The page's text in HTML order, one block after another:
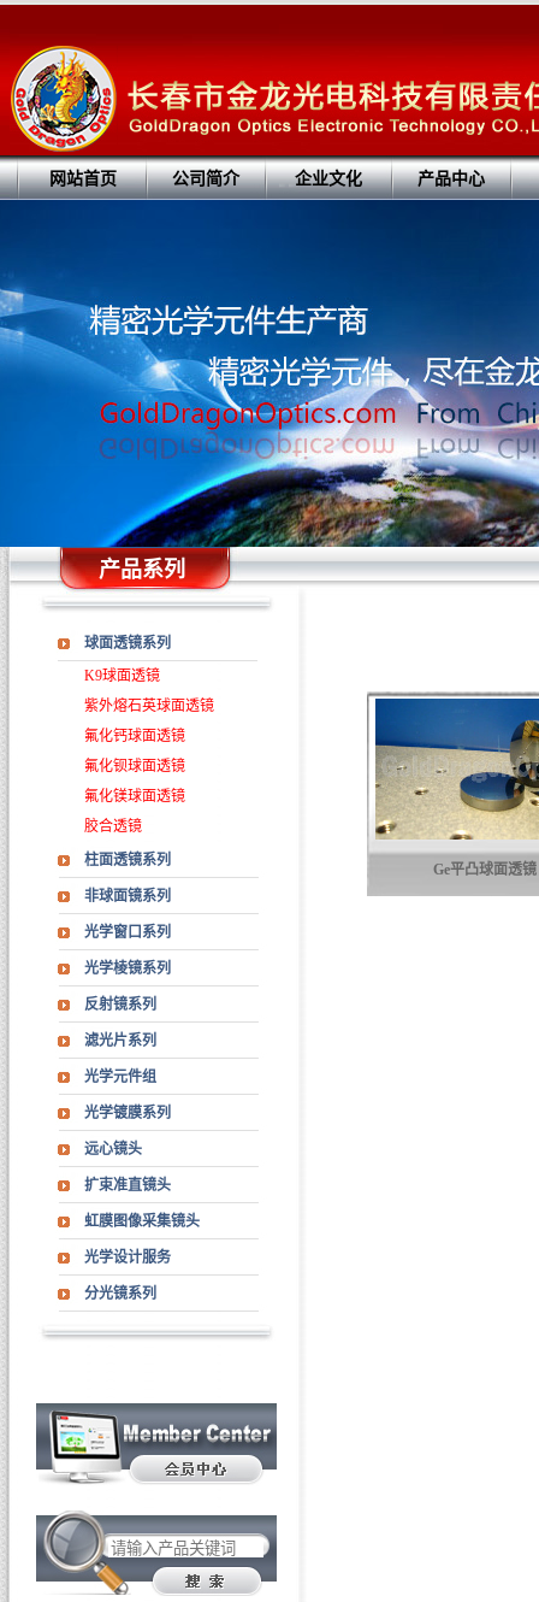
网站首页 公司简介 企业文化 产品中心
产品系列
球面透镜系列
K9球面透镜
紫外熔石英球面透镜
氟化钙球面透镜
氟化钡球面透镜
氟化镁球面透镜
胶合透镜
柱面透镜系列
非球面镜系列
光学窗口系列
光学棱镜系列
反射镜系列
滤光片系列
光学元件组
光学镀膜系列
远心镜头
扩束准直镜头
虹膜图像采集镜头
光学设计服务
分光镜系列
Ge平凸球面透镜